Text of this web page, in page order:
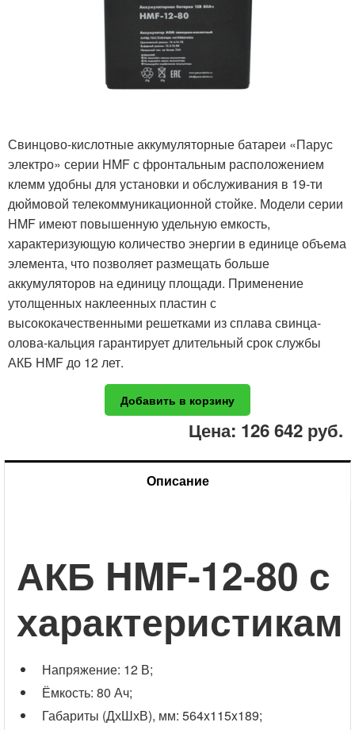
Свинцово-кислотные аккумуляторные батареи «Парус
электро» серии HMF с фронтальным расположением
клемм удобны для установки и обслуживания в 19-ти
дюймовой телекоммуникационной стойке. Модели серии
HMF имеют повышенную удельную емкость,
характеризующую количество энергии в единице объема
элемента, что позволяет размещать больше
аккумуляторов на единицу площади. Применение
утолщенных наклеенных пластин с
высококачественными решетками из сплава свинца-
олова-кальция гарантирует длительный срок службы
АКБ HMF до 12 лет.
Добавить в корзину
Цена: 126 642 руб.
Описание
АКБ HMF-12-80 с
Напряжение: 12 В;
Ёмкость: 80 Ач;
Габариты (ДхШхВ), мм: 564x115x189;